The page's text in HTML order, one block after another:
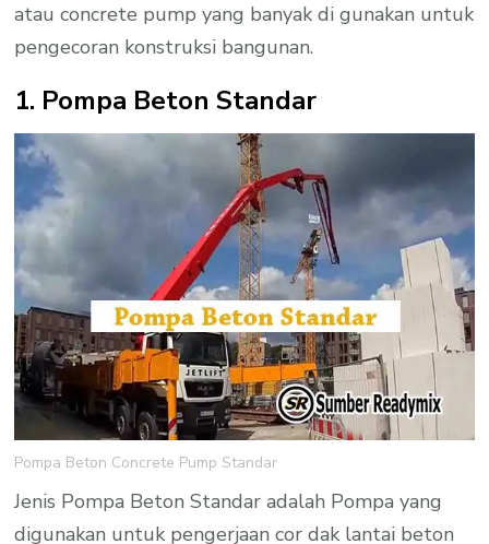
atau concrete pump yang banyak di gunakan untuk
pengecoran konstruksi bangunan.
1. Pompa Beton Standar
Pompa Beton Concrete Pump Standar
Jenis Pompa Beton Standar adalah Pompa yang
digunakan untuk pengerjaan cor dak lantai beton